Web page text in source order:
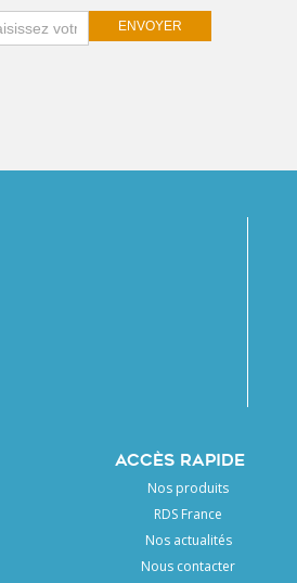
you
field
ENVOYER
ACCÈS RAPIDE
Nos produits
RDS France
Nos actualités
Nous contacter